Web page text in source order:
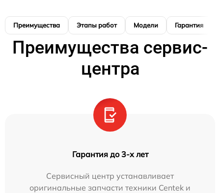
Преимущества Этапы работ Модели Гарантия
Преимущества сервис-
центра
Гарантия до 3-х лет
Сервисный центр устанавливает
оригинальные запчасти техники Centek и